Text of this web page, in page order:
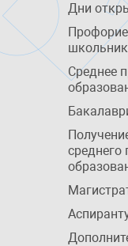
Дни
Среднее
среднего